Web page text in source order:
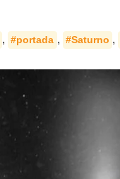
, #portada , #Saturno ,